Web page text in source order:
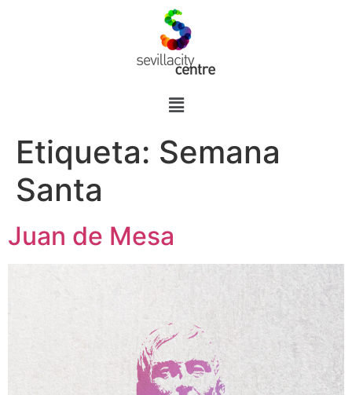
Etiqueta: Semana
Santa
Juan de Mesa